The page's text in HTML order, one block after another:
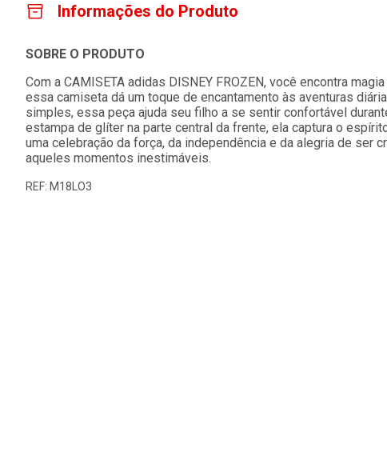
Informações do Produto
SOBRE O PRODUTO
Com a CAMISETA adidas DISNEY FROZEN, você encontra
essa camiseta dá um toque de encantamento às aventuras
simples, essa peça ajuda seu filho a se sentir confortável
estampa de glíter na parte central da frente, ela captura o
uma celebração da força, da independência e da alegria de ser
aqueles momentos inestimáveis.
REF: M18LO3